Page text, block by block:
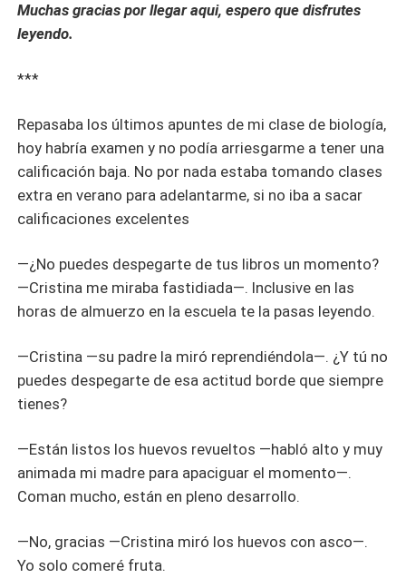
Muchas gracias por llegar aqui, espero que disfrutes
leyendo.
***
Repasaba los últimos apuntes de mi clase de biología,
hoy habría examen y no podía arriesgarme a tener una
calificación baja. No por nada estaba tomando clases
extra en verano para adelantarme, si no iba a sacar
calificaciones excelentes
—¿No puedes despegarte de tus libros un momento?
—Cristina me miraba fastidiada—. Inclusive en las
horas de almuerzo en la escuela te la pasas leyendo.
—Cristina —su padre la miró reprendiéndola—. ¿Y tú no
puedes despegarte de esa actitud borde que siempre
tienes?
—Están listos los huevos revueltos —habló alto y muy
animada mi madre para apaciguar el momento—.
Coman mucho, están en pleno desarrollo.
—No, gracias —Cristina miró los huevos con asco—.
Yo solo comeré fruta.